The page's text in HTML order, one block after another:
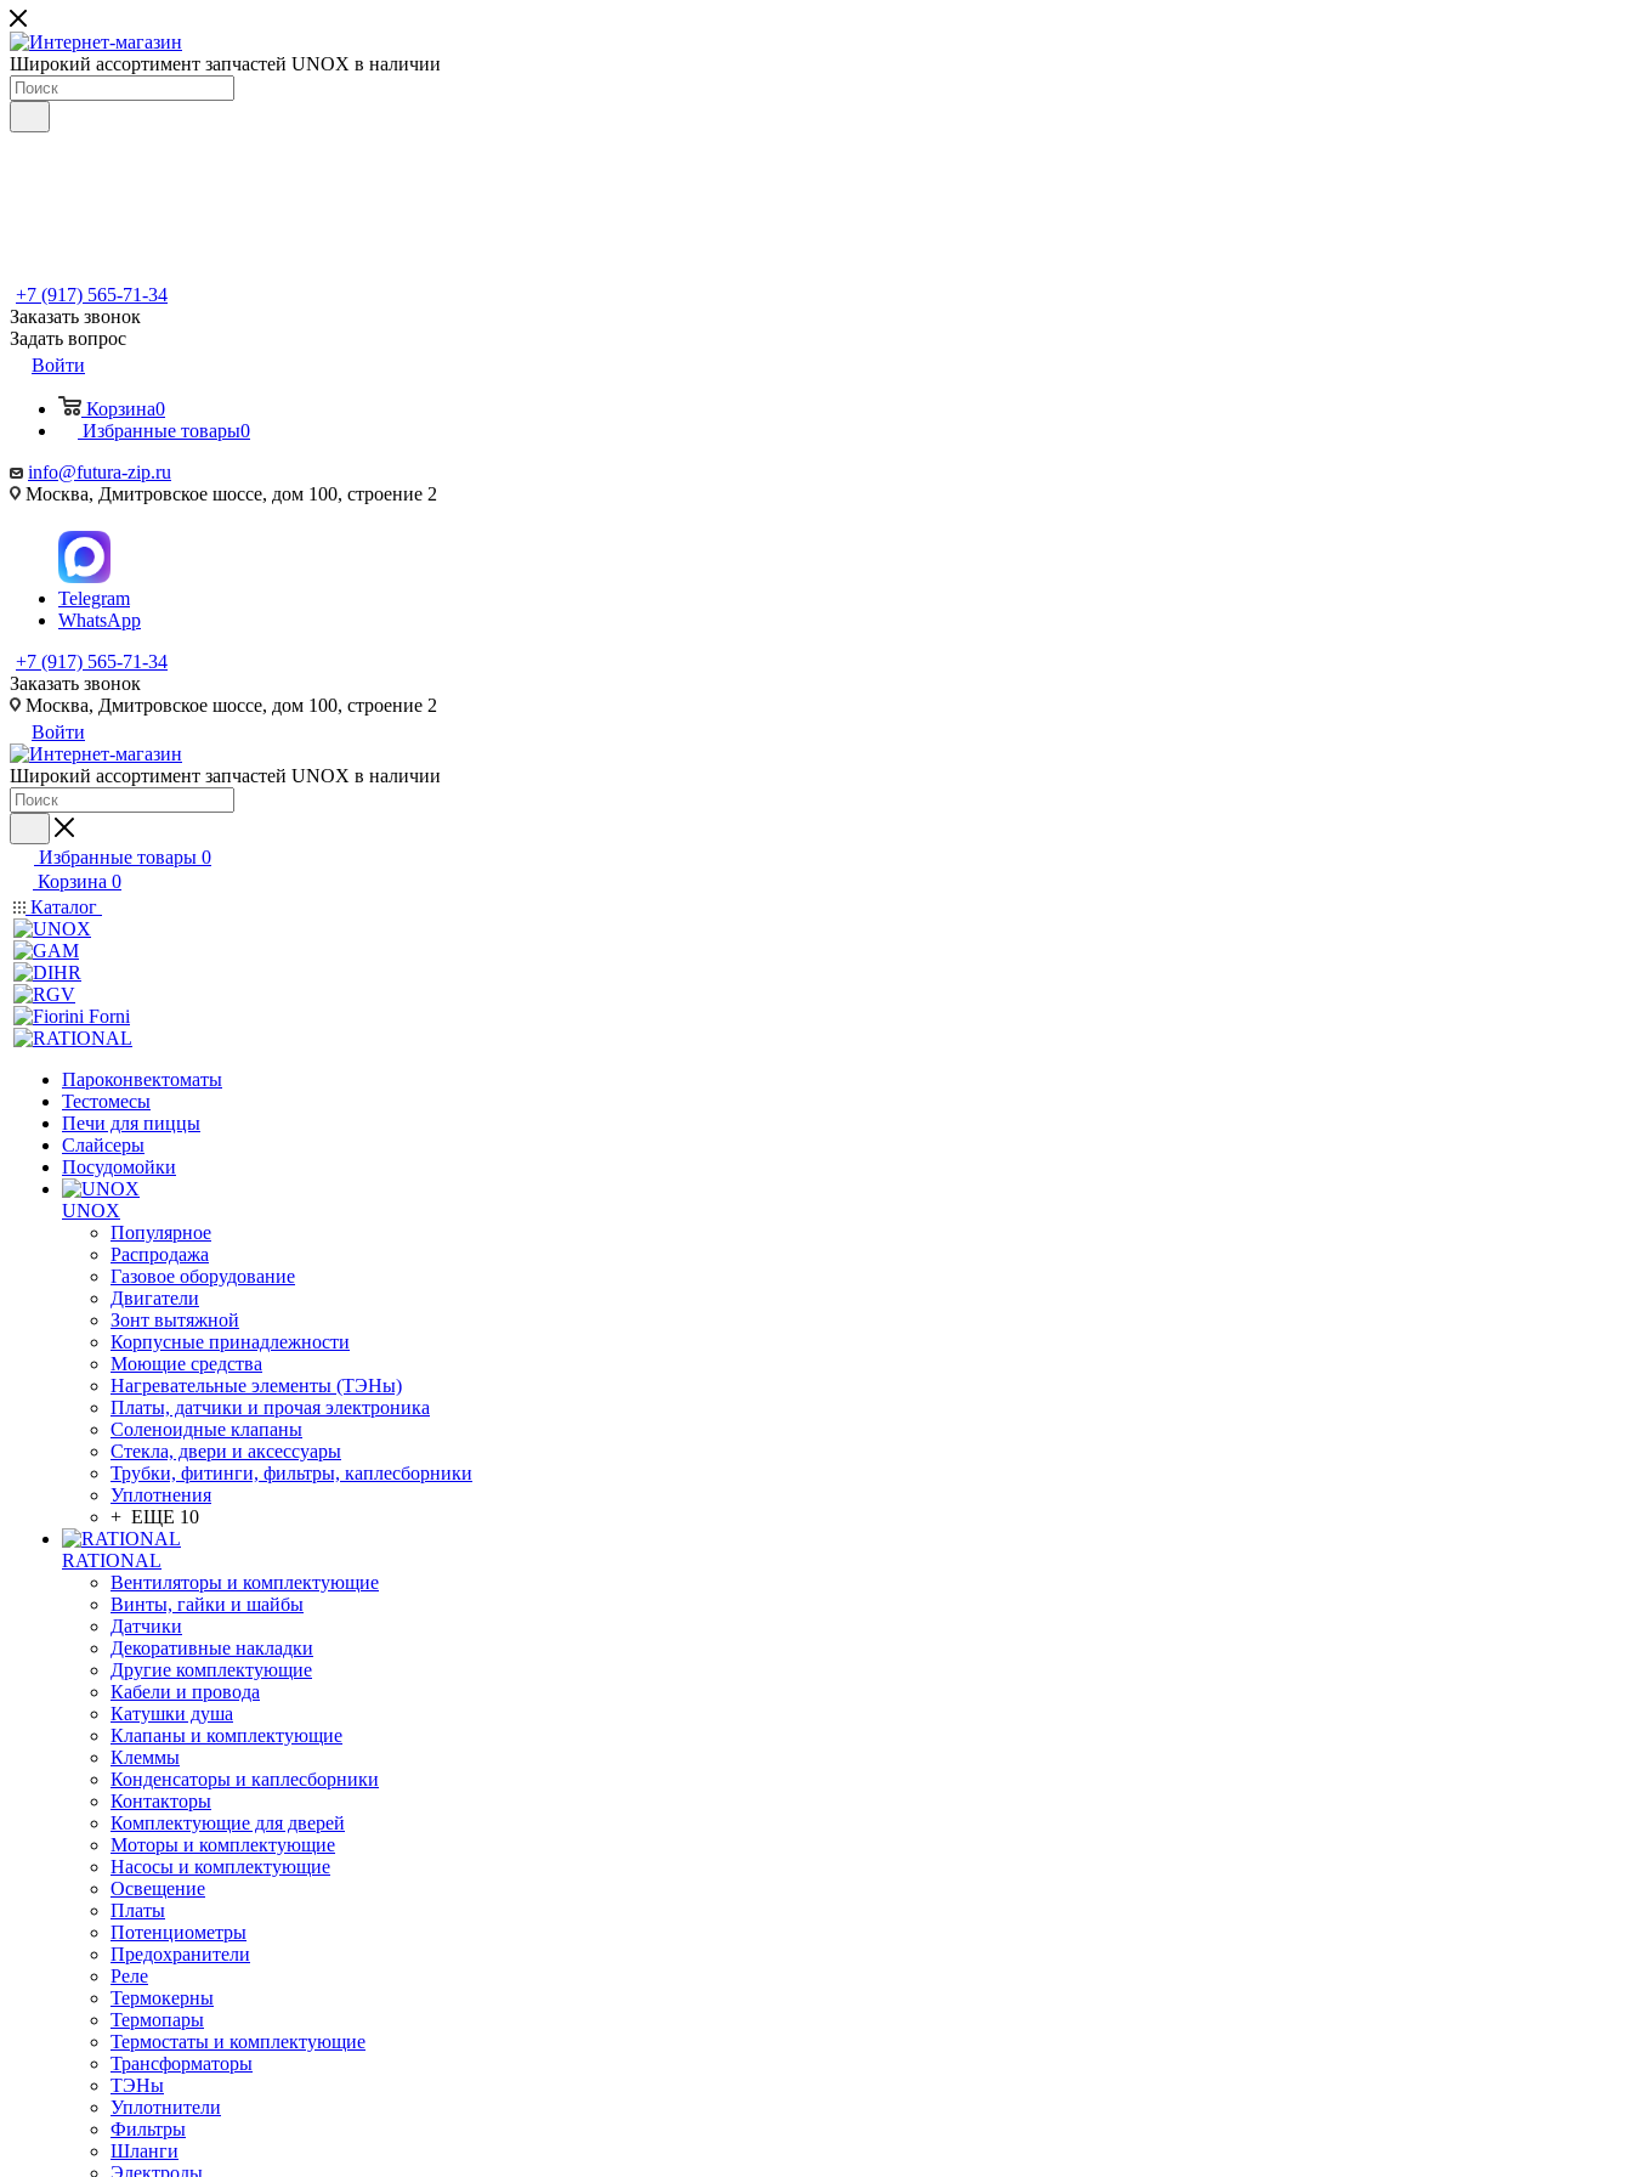
Широкий ассортимент запчастей UNOX в наличии
+7 (917) 565-71-34
Заказать звонок
Задать вопрос
Войти
Корзина0
Избранные товары0
info@futura-zip.ru
Москва, Дмитровское шоссе, дом 100, строение 2
Telegram
WhatsApp
+7 (917) 565-71-34
Заказать звонок
Москва, Дмитровское шоссе, дом 100, строение 2
Войти
Широкий ассортимент запчастей UNOX в наличии
Избранные товары 0
Корзина 0
Каталог
Пароконвектоматы
Тестомесы
Печи для пиццы
Слайсеры
Посудомойки
UNOX
Популярное
Распродажа
Газовое оборудование
Двигатели
Зонт вытяжной
Корпусные принадлежности
Моющие средства
Нагревательные элементы (ТЭНы)
Платы, датчики и прочая электроника
Соленоидные клапаны
Стекла, двери и аксессуары
Трубки, фитинги, фильтры, каплесборники
Уплотнения
+ ЕЩЕ 10
RATIONAL
Вентиляторы и комплектующие
Винты, гайки и шайбы
Датчики
Декоративные накладки
Другие комплектующие
Кабели и провода
Катушки душа
Клапаны и комплектующие
Клеммы
Конденсаторы и каплесборники
Контакторы
Комплектующие для дверей
Моторы и комплектующие
Насосы и комплектующие
Освещение
Платы
Потенциометры
Предохранители
Реле
Термокерны
Термопары
Термостаты и комплектующие
Трансформаторы
ТЭНы
Уплотнители
Фильтры
Шланги
Электроды